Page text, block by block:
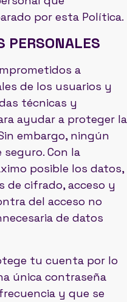
por esta Política.
PERSONALES
a
de los usuarios y
técnicas y
ayudar a proteger la
embargo, ningún
Con la
posible los datos,
de cifrado, acceso y
del acceso no
de datos
tu cuenta por lo
única contraseña
y que se